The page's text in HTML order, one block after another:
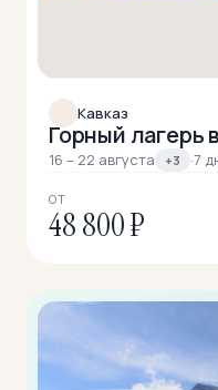
Кавказ
Горный лагерь
16 – 22 августа +3 ·7
ОТ
48 800 ₽